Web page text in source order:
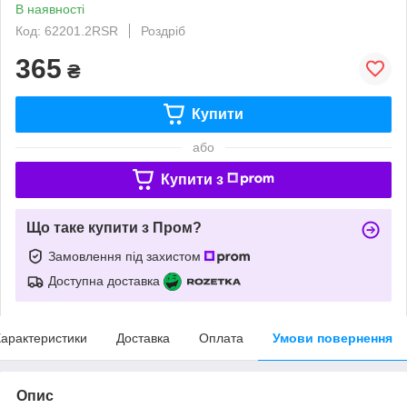
В наявності
Код: 62201.2RSR
Роздріб
365 ₴
Купити
або
Купити з
Що таке купити з Пром?
Замовлення під захистом
Доступна доставка
Доставка Оплата Умови повернення
Опис